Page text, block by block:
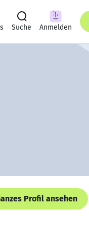
Suche Anmelden
Profil ansehen